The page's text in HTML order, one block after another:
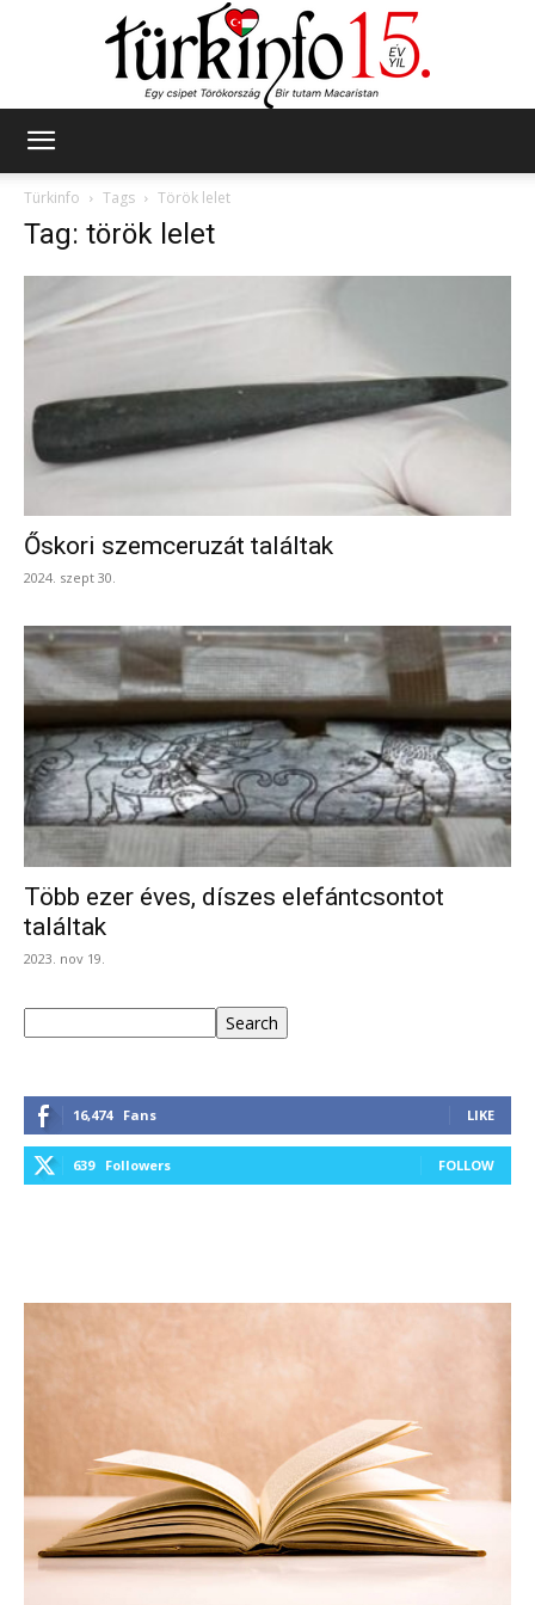
Türkinfo
Tags Török lelet
Tag: török lelet
Őskori szemceruzát találtak
2024. szept 30.
Több ezer éves, díszes elefántcsontot
találtak
2023. nov 19.
Search
16,474 Fans LIKE
639 Followers FOLLOW